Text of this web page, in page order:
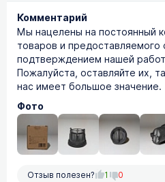
Комментарий
Мы нацелены на постоянный
товаров и
подтверждением нашей
Пожалуйста, оставляйте их,
нас имеет большое значение.
Фото
Отзыв полезен? 1 0